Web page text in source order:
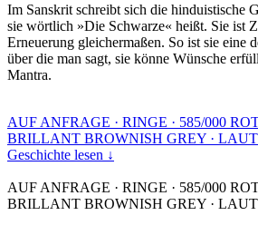
Im Sanskrit schreibt sich die hinduistische
sie wörtlich »Die Schwarze« heißt. Sie ist
Erneuerung gleichermaßen. So ist sie eine
über die man sagt, sie könne Wünsche
Mantra.
AUF ANFRAGE · RINGE · 585/000
BRILLANT BROWNISH GREY · LAUT
Geschichte lesen ↓
AUF ANFRAGE · RINGE · 585/000
BRILLANT BROWNISH GREY · LAUT